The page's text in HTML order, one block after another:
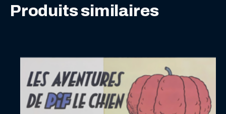
Produits similaires